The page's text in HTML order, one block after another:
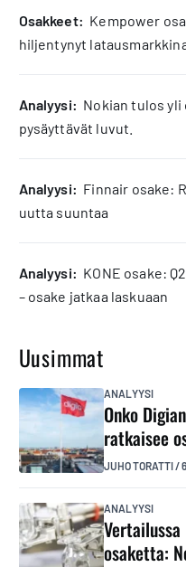
osakkeet: Kempower
hiljentynyt
analyysi: Nokian tulos
pysäyttävät luvut.
analyysi: Finnair osake:
uutta suuntaa
analyysi: KONE osake:
– osake jatkaa laskuaan
Uusimmat
ANALYYSI
Onko
ratkaisee
JUHO TORATTI/
ANALYYSI
osaketta: